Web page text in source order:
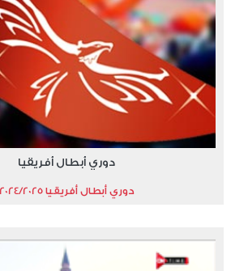
دوري أبطال أفريقيا
دوري أبطال أفريقيا 2024/2025